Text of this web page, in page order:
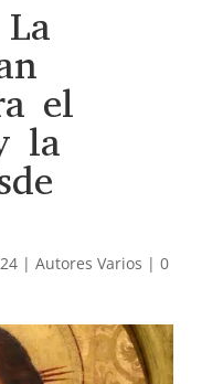
el
la
| Autores Varios | 0